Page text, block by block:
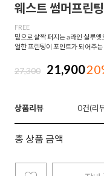
웨스트 썸머프린
FREE
밑으로 살짝 퍼지는 a라인 실루
얼한 프린팅이 포인트가 되어주
27,300 21,900
상품리뷰 0
총 상품 금액